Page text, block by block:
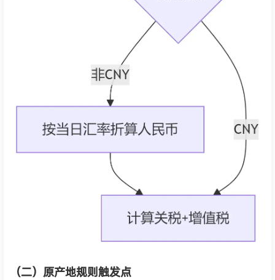
（二）原产地规则触发点